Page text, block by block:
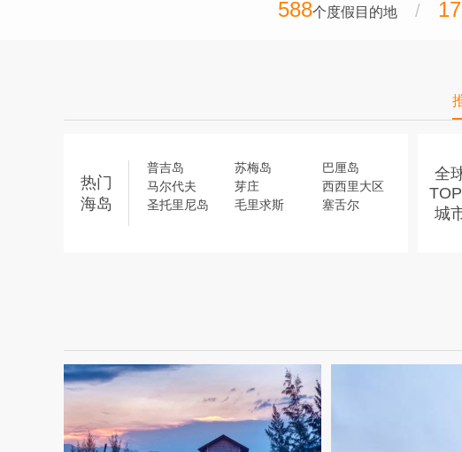
588个度假目的地
热门
海岛
普吉岛 苏梅岛
巴厘岛
马尔代夫
芽庄
西西里大区
圣托里尼岛
毛里求斯 塞舌尔
全
城